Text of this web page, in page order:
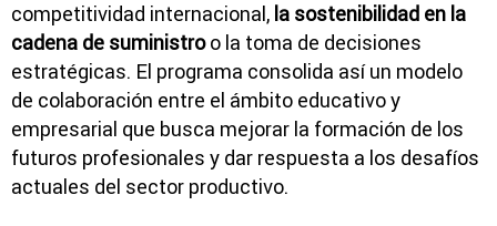
competitividad internacional, la sostenibilidad en la
cadena de suministroo la toma de decisiones
estratégicas. El programa consolida así un modelo
de colaboración entre el ámbito educativo y
empresarial que busca mejorar la formación de los
futuros profesionales y dar respuesta a los desafíos
actuales del sector productivo.